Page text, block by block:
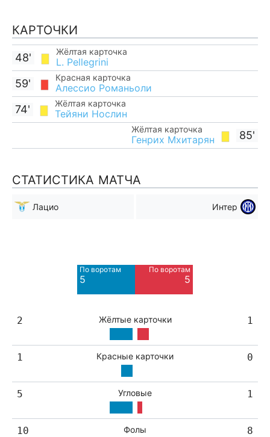
КАРТОЧКИ
Жёлтая карточка
L. Pellegrini
48'
Красная карточка
Алессио Романьоли
59'
Жёлтая карточка
Тейяни Нослин
74'
85'
Жёлтая карточка
Генрих Мхитарян
СТАТИСТИКА МАТЧА
Лацио Интер
По воротам
5
По воротам
5
2 Жёлтые карточки 1
1 Красные карточки 0
5 Угловые 1
10 Фолы 8